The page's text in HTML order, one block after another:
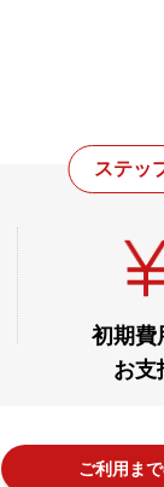
ステッ
初期費
お支
ご利用ま